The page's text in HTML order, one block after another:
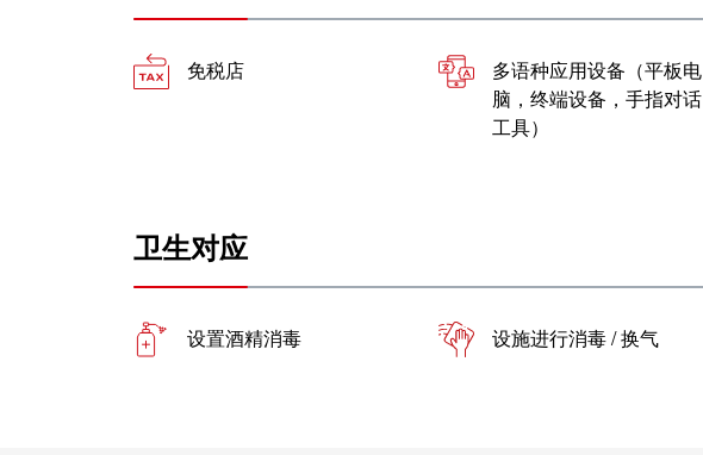
免税店
多语种应用设备（平板电
脑，终端设备，手指对话
工具）
卫生对应
设置酒精消毒 设施进行消毒 / 换气